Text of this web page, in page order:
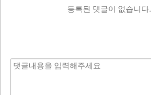
등록된 댓글이 없습니다.